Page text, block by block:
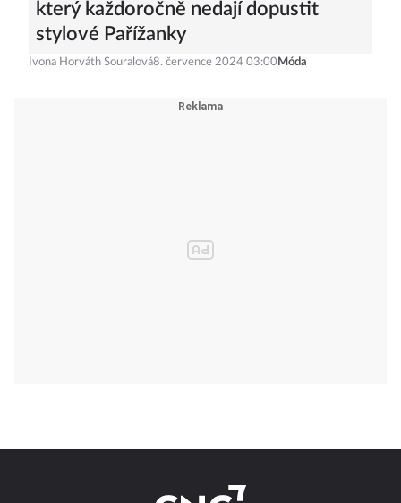
který každoročně nedají dopustit
stylové Pařížanky
Ivona Horváth Souralová8. července 2024 03:00 Móda